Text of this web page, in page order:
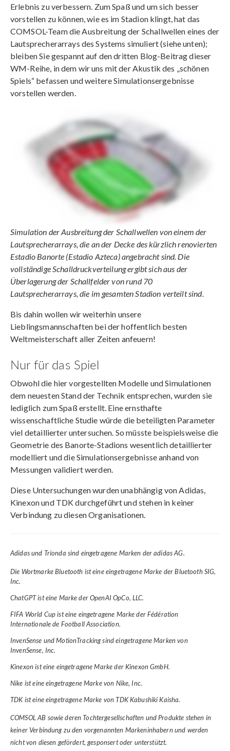
Erlebnis zu verbessern. Zum Spaß und um sich besser
vorstellen zu können, wie es im Stadion klingt, hat das
COMSOL-Team die Ausbreitung der Schallwellen eines der
Lautsprecherarrays des Systems simuliert (siehe unten);
bleiben Sie gespannt auf den dritten Blog-Beitrag dieser
WM-Reihe, in dem wir uns mit der Akustik des „schönen
Spiels“ befassen und weitere Simulationsergebnisse
vorstellen werden.
Simulation der Ausbreitung der Schallwellen von einem der
Lautsprecherarrays, die an der Decke des kürzlich renovierten
Estadio Banorte (Estadio Azteca) angebracht sind. Die
vollständige Schalldruckverteilung ergibt sich aus der
Überlagerung der Schallfelder von rund 70
Lautsprecherarrays, die im gesamten Stadion verteilt sind.
Bis dahin wollen wir weiterhin unsere
Lieblingsmannschaften bei der hoffentlich besten
Weltmeisterschaft aller Zeiten anfeuern!
Nur für das Spiel
Obwohl die hier vorgestellten Modelle und Simulationen
dem neuesten Stand der Technik entsprechen, wurden sie
lediglich zum Spaß erstellt. Eine ernsthafte
wissenschaftliche Studie würde die beteiligten Parameter
viel detaillierter untersuchen. So müsste beispielsweise die
Geometrie des Banorte-Stadions wesentlich detaillierter
modelliert und die Simulationsergebnisse anhand von
Messungen validiert werden.
Diese Untersuchungen wurden unabhängig von Adidas,
Kinexon und TDK durchgeführt und stehen in keiner
Verbindung zu diesen Organisationen.
Adidas und Trionda sind eingetragene Marken der adidas AG.
Die Wortmarke Bluetooth ist eine eingetragene Marke der Bluetooth SIG,
Inc.
ChatGPT ist eine Marke der OpenAI OpCo, LLC.
FIFA World Cup ist eine eingetragene Marke der Fédération
Internationale de Football Association.
InvenSense und MotionTracking sind eingetragene Marken von
InvenSense, Inc.
Kinexon ist eine eingetragene Marke der Kinexon GmbH.
Nike ist eine eingetragene Marke von Nike, Inc.
TDK ist eine eingetragene Marke von TDK Kabushiki Kaisha.
COMSOL AB sowie deren Tochtergesellschaften und Produkte stehen in
keiner Verbindung zu den vorgenannten Markeninhabern und werden
nicht von diesen gefördert, gesponsert oder unterstützt.